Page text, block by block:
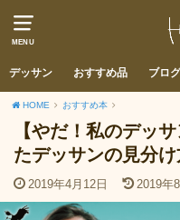
MENU
デッサン おすすめ品 ブログ
HOME おすすめ本
【やだ！私のデッ
たデッサンの見分け
2019年4月12日 2019年